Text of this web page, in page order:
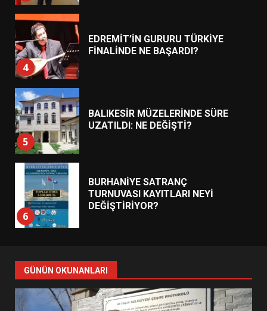
4
EDREMİT’İN GURURU TÜRKİYE
FİNALİNDE NE BAŞARDI?
5
BALIKESİR MÜZELERİNDE SÜRE
UZATILDI: NE DEĞİŞTİ?
6
BURHANİYE SATRANÇ
TURNUVASI KAYITLARI NEYİ
DEĞİŞTİRİYOR?
7
YENİ YÖNETİM NASIL
ŞEKİLLENDİ?
GÜNÜN OKUNANLARI